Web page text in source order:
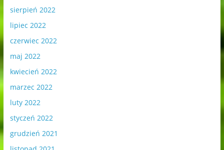
sierpień 2022
lipiec 2022
czerwiec 2022
maj 2022
kwiecień 2022
marzec 2022
luty 2022
styczeń 2022
grudzień 2021